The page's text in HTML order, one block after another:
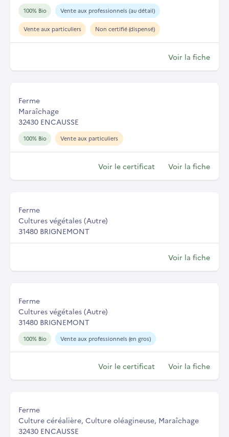
100% Bio Vente aux professionnels (au détail)
Vente aux particuliers Non certifié (dispensé)
Voir la fiche
Ferme
Maraîchage
32430 ENCAUSSE
100% Bio Vente aux particuliers
Voir le certificat Voir la fiche
Ferme
Cultures végétales (Autre)
31480 BRIGNEMONT
Voir la fiche
Ferme
Cultures végétales (Autre)
31480 BRIGNEMONT
100% Bio Vente aux professionnels (en gros)
Voir le certificat Voir la fiche
Ferme
Culture céréalière, Culture oléagineuse, Maraîchage
32430 ENCAUSSE